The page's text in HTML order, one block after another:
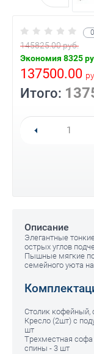
0
145825.00руб.
Экономия 8325
137500.00
Итого:
Описание
Элегантные
острых углов
Пышные мягкие
семейного уюта
Столик кофейный,
Кресло (2шт) с
шт
Трехместная
спины - 3 шт